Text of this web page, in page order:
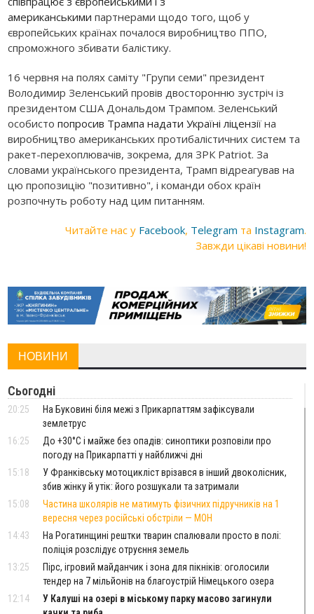
американськими партнерами щодо того, щоб у
європейських країнах почалося виробництво ППО,
спроможного збивати балістику.
16 червня на полях саміту "Групи семи" президент
Володимир Зеленський провів двосторонню зустріч із
президентом США Дональдом Трампом. Зеленський
особистопопросив Трампа надати Україні ліцензії на
виробництво американських протибалістичних систем та
ракет-перехоплювачів, зокрема, для ЗРК Patriot. За
словами українського президента, Трамп відреагував на
цю пропозицію "позитивно", і команди обох країн
розпочнуть роботу над цим питанням.
Читайте нас у Facebook, Telegram та Instagram.
Завжди цікаві новини!
НОВИНИ
Сьогодні
20:25
На Буковині біля межі з Прикарпаттям зафіксували
землетрус
16:25
До +30°C і майже без опадів: синоптики розповіли про
погоду на Прикарпатті у найближчі дні
15:18
У Франківську мотоцикліст врізався в інший двоколісник,
збив жінку й утік: його розшукали та затримали
15:08
Частина школярів не матимуть фізичних підручників на 1
вересня через російські обстріли — МОН
14:43
На Рогатинщині рештки тварин спалювали просто в полі:
поліція розслідує отруєння земель
13:25
Пірс, ігровий майданчик і зона для пікніків: оголосили
тендер на 7 мільйонів на благоустрій Німецького озера
12:14
У Калуші на озері в міському парку масово загинули